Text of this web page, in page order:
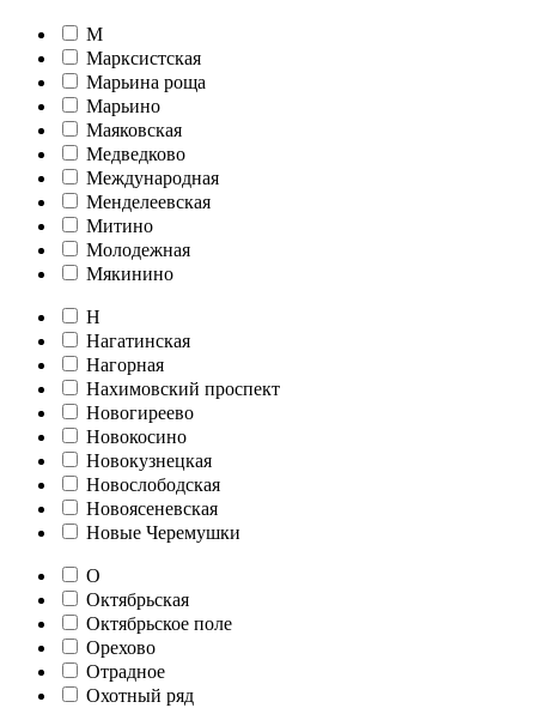
М
Марксистская
Марьина роща
Марьино
Маяковская
Медведково
Международная
Менделеевская
Митино
Молодежная
Мякинино
Н
Нагатинская
Нагорная
Нахимовский проспект
Новогиреево
Новокосино
Новокузнецкая
Новослободская
Новоясеневская
Новые Черемушки
О
Октябрьская
Октябрьское поле
Орехово
Отрадное
Охотный ряд